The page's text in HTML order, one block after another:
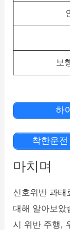
보
하
착한운
마치며
신호위반 과태
대해 알아보았
시 위반 주행,